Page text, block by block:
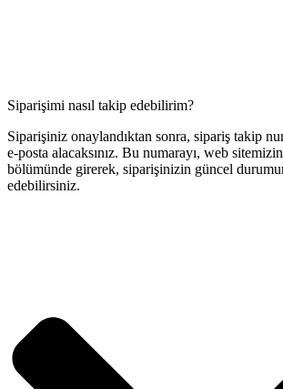
Siparişimi nasıl takip edebilirim?
Siparişiniz onaylandıktan sonra, sipariş takip
e-posta alacaksınız. Bu numarayı, web
bölümünde girerek, siparişinizin güncel
edebilirsiniz.